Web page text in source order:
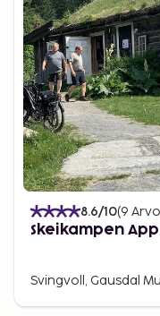
8.6/10(9
Skeikampen
Svingvoll, Gausdal